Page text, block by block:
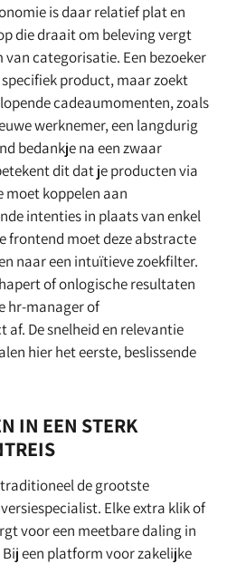
is daar relatief plat en
die draait om beleving vergt
categorisatie. Een bezoeker
product, maar zoekt
cadeaumomenten, zoals
werknemer, een langdurig
bedankje na een zwaar
dit dat je producten via
koppelen aan
intenties in plaats van enkel
frontend moet deze abstracte
naar een intuïtieve zoekfilter.
of onlogische resultaten
hr-manager of
De snelheid en relevantie
hier het eerste, beslissende
IN EEN STERK
de grootste
Elke extra klik of
voor een meetbare daling in
een platform voor zakelijke